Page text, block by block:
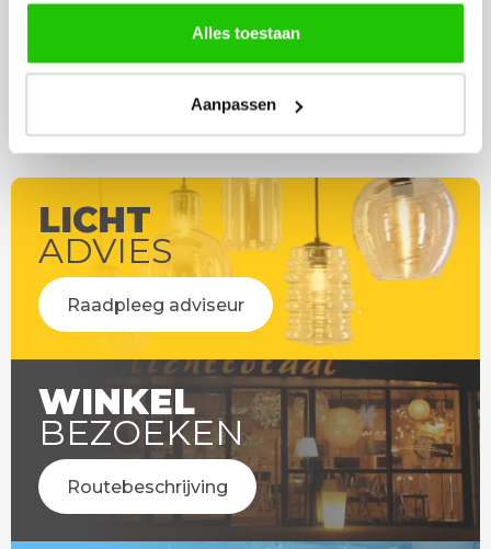
Alles toestaan
Aanpassen
LICHT
ADVIES
Raadpleeg adviseur
WINKEL
BEZOEKEN
Routebeschrijving